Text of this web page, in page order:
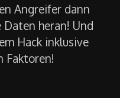
bei ansonsten
Angreifer dann
heran! Und
Hack inklusive